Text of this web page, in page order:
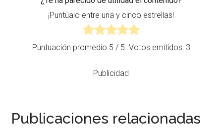
¡Puntúalo entre una y cinco estrellas!
Puntuación promedio 5 / 5. Votos emitidos: 3
Publicidad
Publicaciones relacionadas